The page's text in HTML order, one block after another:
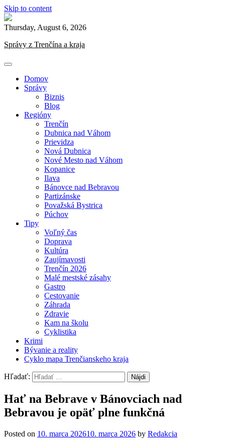
Skip to content
Thursday, August 6, 2026
Správy z Trenčína a kraja
Domov
Správy
Biznis
Blog
Regióny
Trenčín
Dubnica nad Váhom
Prievidza
Nová Dubnica
Nové Mesto nad Váhom
Kopanice
Ilava
Bánovce nad Bebravou
Partizánske
Považská Bystrica
Púchov
Tipy
Voľný čas
Doprava
Kultúra
Zaujímavosti
Trenčín 2026
Malé mestské zásahy
Gastro
Cestovanie
Záhrada
Zdravie
Kam na školu
Cyklistika
Krimi
Bývanie a reality
Cyklo mapa Trenčianskeho kraja
Hľadať:
Hať na Bebrave v Bánovciach nad
Bebravou je opäť plne funkčná
Posted on 10. marca 202610. marca 2026 by Redakcia